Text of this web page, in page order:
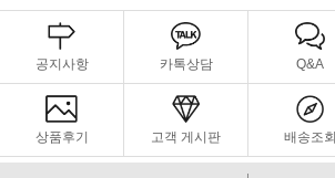
공지사항 카톡상담 Q&A
상품후기 고객 게시판 배송조회